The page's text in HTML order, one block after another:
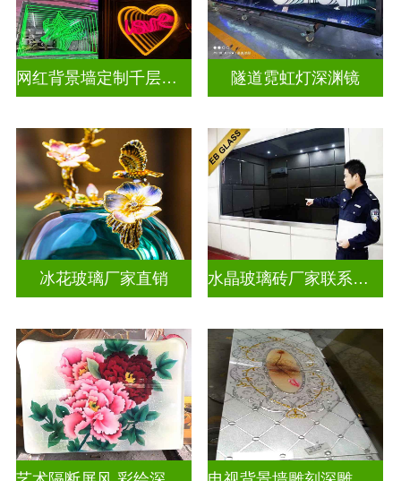
网红背景墙定制千层镜深渊镜 隧道霓虹灯深渊镜
冰花玻璃厂家直销 水晶玻璃砖厂家联系方式